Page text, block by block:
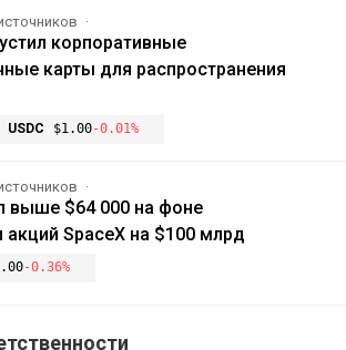
корпоративные
карты для распространения
USDC $1.00-0.01%
выше $64 000 на фоне
акций SpaceX на $100 млрд
-0.36%